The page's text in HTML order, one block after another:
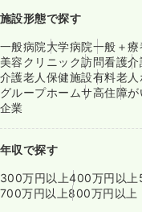
施設形態で探す
一般病院大学病院一般＋療
美容クリニック訪問看護介
介護老人保健施設有料老
グループホームサ高住障が
企業
年収で探す
300万円以上400万円以上
700万円以上800万円以上